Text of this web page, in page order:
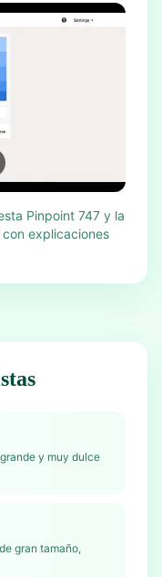
Pinpoint 747 y la
explicaciones
y muy dulce
gran tamaño,